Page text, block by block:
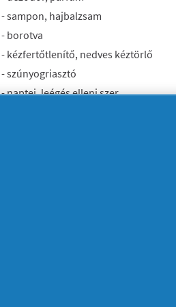
- sampon, hajbalzsam
- borotva
- kézfertőtlenítő, nedves kéztörlő
- szúnyogriasztó
- naptej, leégés elleni szer